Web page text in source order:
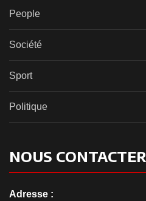
People
Société
Sport
Politique
NOUS CONTACTER
Adresse :